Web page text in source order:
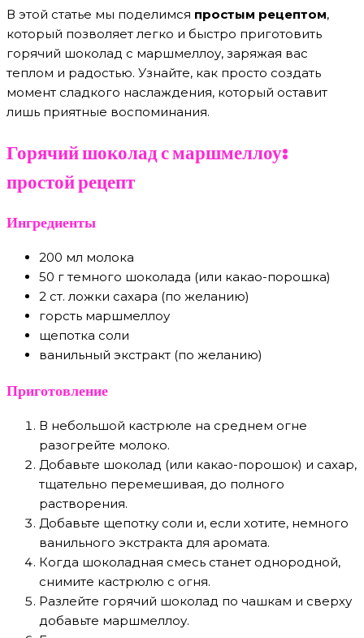
В этой статье мы поделимся простым рецептом,
который позволяет легко и быстро приготовить
горячий шоколад с маршмеллоу, заряжая вас
теплом и радостью. Узнайте, как просто создать
момент сладкого наслаждения, который оставит
лишь приятные воспоминания.
Горячий шоколад с маршмеллоу:
простой рецепт
Ингредиенты
200 мл молока
50 г темного шоколада (или какао-порошка)
2 ст. ложки сахара (по желанию)
горсть маршмеллоу
щепотка соли
ванильный экстракт (по желанию)
Приготовление
В небольшой кастрюле на среднем огне
разогрейте молоко.
Добавьте шоколад (или какао-порошок) и сахар,
тщательно перемешивая, до полного
растворения.
Добавьте щепотку соли и, если хотите, немного
ванильного экстракта для аромата.
Когда шоколадная смесь станет однородной,
снимите кастрюлю с огня.
Разлейте горячий шоколад по чашкам и сверху
добавьте маршмеллоу.